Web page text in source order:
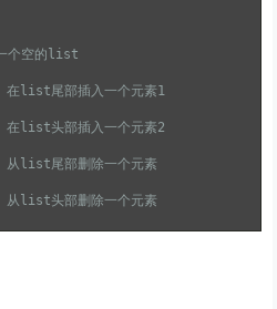
个空的list
list尾部插入一个元素1
list头部插入一个元素2
list尾部删除一个元素
list头部删除一个元素